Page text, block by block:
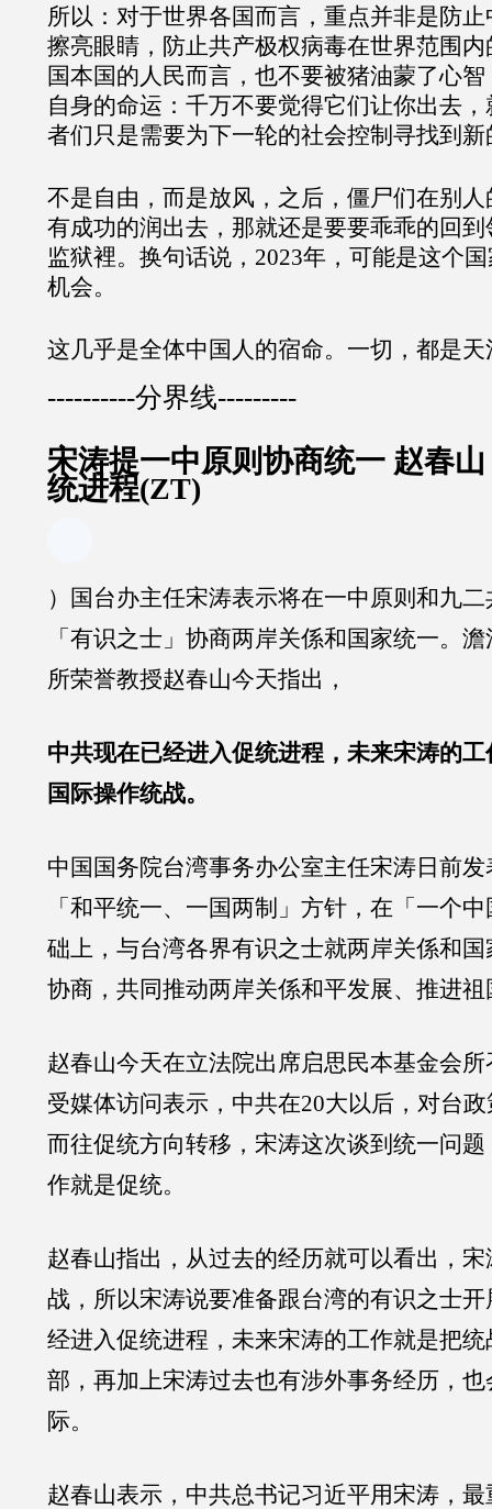
所以：对于世界各国而言，重点并非是防
擦亮眼睛，防止共产极权病毒在世界范围
国本国的人民而言，也不要被猪油蒙了心
自身的命运：千万不要觉得它们让你出去
者们只是需要为下一轮的社会控制寻找到
不是自由，而是放风，之后，僵尸们在别
有成功的润出去，那就还是要要乖乖的回
监狱裡。换句话说，2023年，可能是这个
机会。
这几乎是全体中国人的宿命。一切，都是天
----------分界线---------
宋涛提一中原则协商统一 赵春
统进程(ZT)
）国台办主任宋涛表示将在一中原则和九
「有识之士」协商两岸关係和国家统一。
所荣誉教授赵春山今天指出，
中共现在已经进入促统进程，未来宋涛的
国际操作统战。
中国国务院台湾事务办公室主任宋涛日前
「和平统一、一国两制」方针，在「一个
础上，与台湾各界有识之士就两岸关係和
协商，共同推动两岸关係和平发展、推进
赵春山今天在立法院出席启思民本基金会
受媒体访问表示，中共在20大以后，对台
而往促统方向转移，宋涛这次谈到统一问
作就是促统。
赵春山指出，从过去的经历就可以看出，
战，所以宋涛说要准备跟台湾的有识之士
经进入促统进程，未来宋涛的工作就是把
部，再加上宋涛过去也有涉外事务经历，
际。
赵春山表示，中共总书记习近平用宋涛，